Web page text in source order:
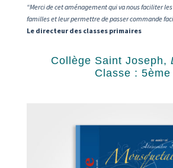
“Merci de cet aménagement qui va nous faciliter
familles et leur permettre de passer commande
Le directeur des classes primaires
Collège Saint Joseph,
Classe : 5ème